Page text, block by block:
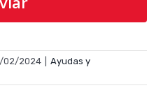
02/2024
Ayudas y